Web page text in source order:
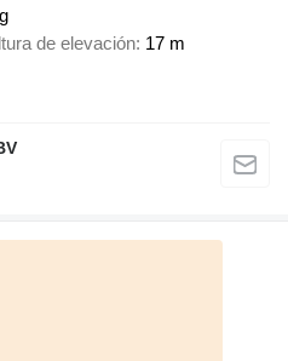
de elevación 17 m